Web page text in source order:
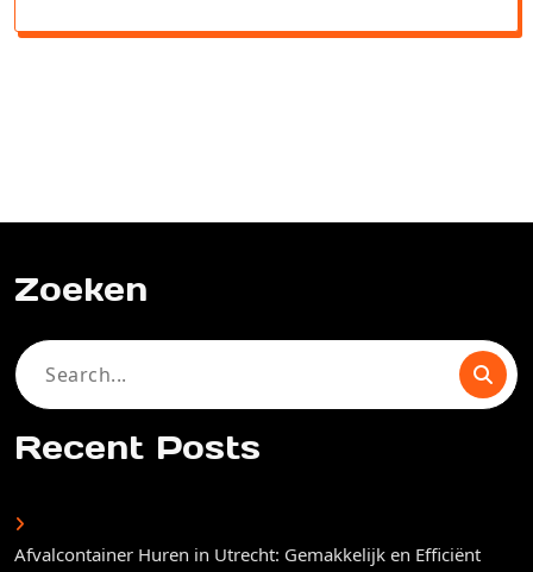
Zoeken
Search
Recent Posts
Afvalcontainer Huren in Utrecht: Gemakkelijk en Efficiënt